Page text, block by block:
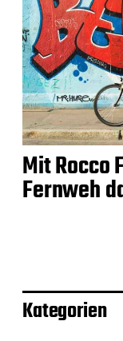
Mit Rocco
Fernweh
Kategorien